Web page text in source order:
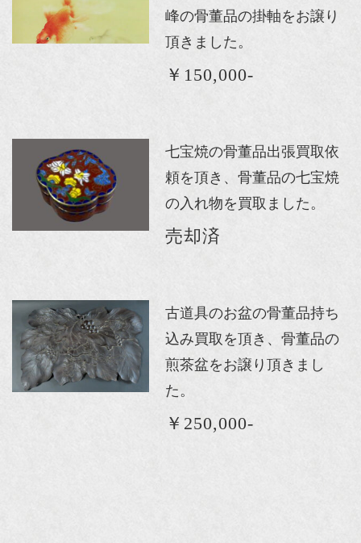
峰の骨董品の掛軸をお譲り
頂きました。
￥150,000-
七宝焼の骨董品出張買取依
頼を頂き、骨董品の七宝焼
の入れ物を買取ました。
売却済
古道具のお盆の骨董品持ち
込み買取を頂き、骨董品の
煎茶盆をお譲り頂きまし
た。
￥250,000-